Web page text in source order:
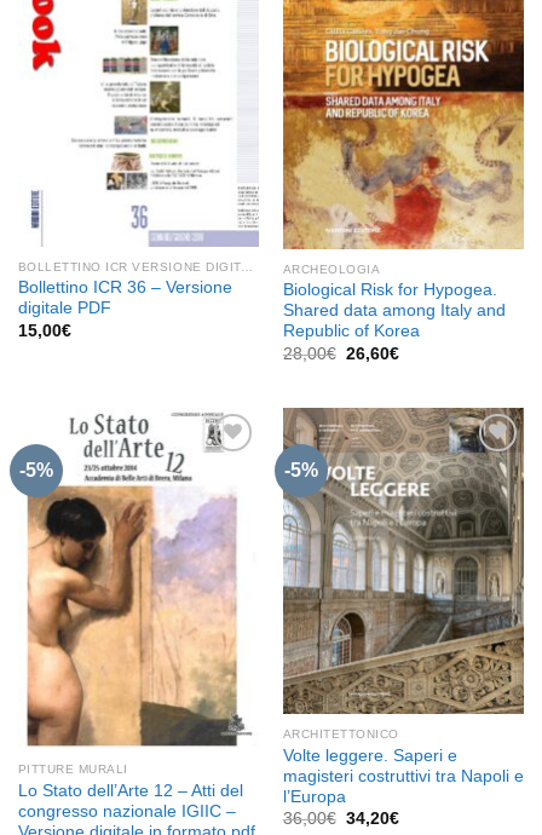
Aggiungi
desideri
BOLLETTINO ICR VERSIONE DIGITALE
Bollettino ICR 36 – Versione
digitale PDF
15,00€
Aggiungi
alla lista
dei
desideri
ARCHEOLOGIA
Biological Risk for Hypogea.
Shared data among Italy and
Republic of Korea
28,00€ Il
prezzo
28,00€.
26,60€Il
26,60€.
-5%
Aggiungi
alla lista
dei
PITTURE MURALI
Lo Stato dell’Arte 12 – Atti del
congresso nazionale IGIIC –
-5%
Aggiungi
alla lista
dei
desideri
ARCHITETTONICO
Volte leggere. Saperi e
magisteri costruttivi tra Napoli e
l’Europa
36,00€ Il
34,20€Il